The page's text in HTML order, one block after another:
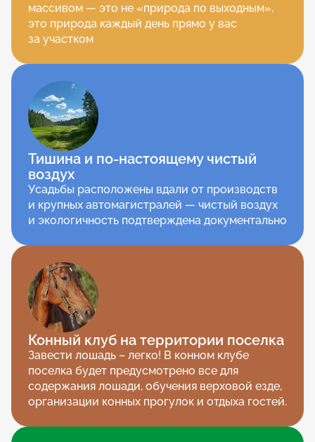
массивом — это не «природа по выходным»,
это природа каждый день прямо у вас
за участком
Тишина и по-настоящему чистый
воздух
Усадьбы расположены вдали от производств
и крупных автомагистралей — чистый воздух
и экологичность подтверждена документально
Конный клуб на территории поселка
Завести лошадь – легко! В конном клубе
поселка будет предусмотрено все для
содержания лошади, обучения верховой езде,
организации конных прогулок и отдыха гостей.